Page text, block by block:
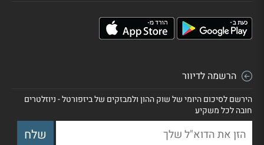
הרשמה לדיוור
הירשם לסיכום היומי של שוק ההון ולמבזקים של ביזפורטל - ניוזלטרים
חובה לכל משקיע